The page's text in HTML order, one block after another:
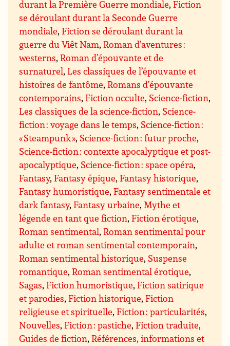
durant la Première Guerre mondiale,Fiction
se déroulant durant la Seconde Guerre
mondiale,Fiction se déroulant durant la
guerre du Viêt Nam,Roman d’aventures :
westerns,Roman d’épouvante et de
surnaturel,Les classiques de l’épouvante et
histoires de fantôme,Romans d’épouvante
contemporains,Fiction occulte, Science-fiction,
Les classiques de la science-fiction, Science-
fiction : voyage dans le temps, Science-fiction :
« Steampunk », Science-fiction : futur proche,
Science-fiction : contexte apocalyptique et post-
apocalyptique, Science-fiction : space opéra,
Fantasy,Fantasy épique,Fantasy historique,
Fantasy humoristique,Fantasy sentimentale et
dark fantasy,Fantasy urbaine,Mythe et
légende en tant que fiction,Fiction érotique,
Roman sentimental,Roman sentimental pour
adulte et roman sentimental contemporain,
Roman sentimental historique, Suspense
romantique,Roman sentimental érotique,
Sagas,Fiction humoristique,Fiction satirique
et parodies,Fiction historique,Fiction
religieuse et spirituelle,Fiction : particularités,
Nouvelles,Fiction : pastiche,Fiction traduite,
Guides de fiction,Références, informations et